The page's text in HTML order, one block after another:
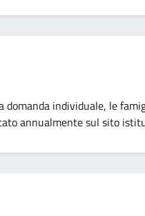
domanda individuale, le
annualmente sul sito